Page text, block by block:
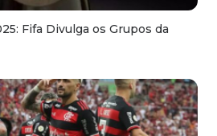
Fifa Divulga os Grupos da